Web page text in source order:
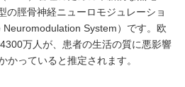
の脛骨神経ニューロモジュレーショ
Neuromodulation System）です。欧
万人が、患者の生活の質に悪影響
かっていると推定されます。